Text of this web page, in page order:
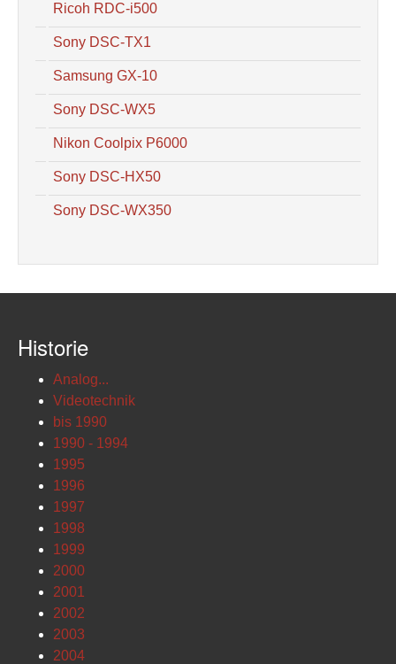
Ricoh RDC-i500
Sony DSC-TX1
Samsung GX-10
Sony DSC-WX5
Nikon Coolpix P6000
Sony DSC-HX50
Sony DSC-WX350
Historie
Analog...
Videotechnik
bis 1990
1990 - 1994
1995
1996
1997
1998
1999
2000
2001
2002
2003
2004